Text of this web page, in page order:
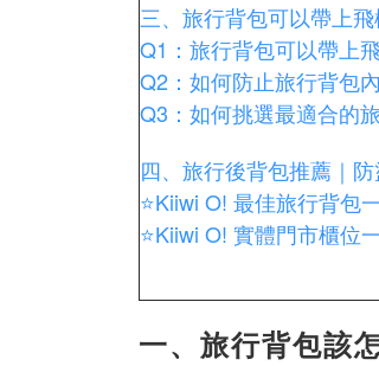
三、旅行背包可以帶上
Q1：旅行背包可以帶上
Q2：如何防止旅行背包
Q3：如何挑選最適合的
四、旅行後背包推薦｜
⭐Kiiwi O! 最佳旅行背包
⭐Kiiwi O! 實體門市櫃位
一、旅行背包該